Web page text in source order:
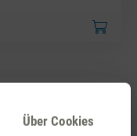
Über Cookies